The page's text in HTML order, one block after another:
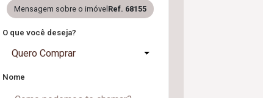
Mensagem sobre o imóvel Ref. 68155
O que você deseja?
Quero Comprar
Nome